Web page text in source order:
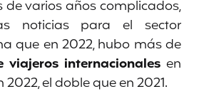
de varios años complicados,
noticias para el sector
que en 2022, hubo más de
internacionales en
el doble que en 2021.